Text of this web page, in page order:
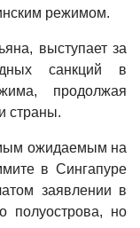
режимом.
выступает за
санкций в
продолжая
страны.
ожидаемым на
в Сингапуре
заявлении в
полуострова, но